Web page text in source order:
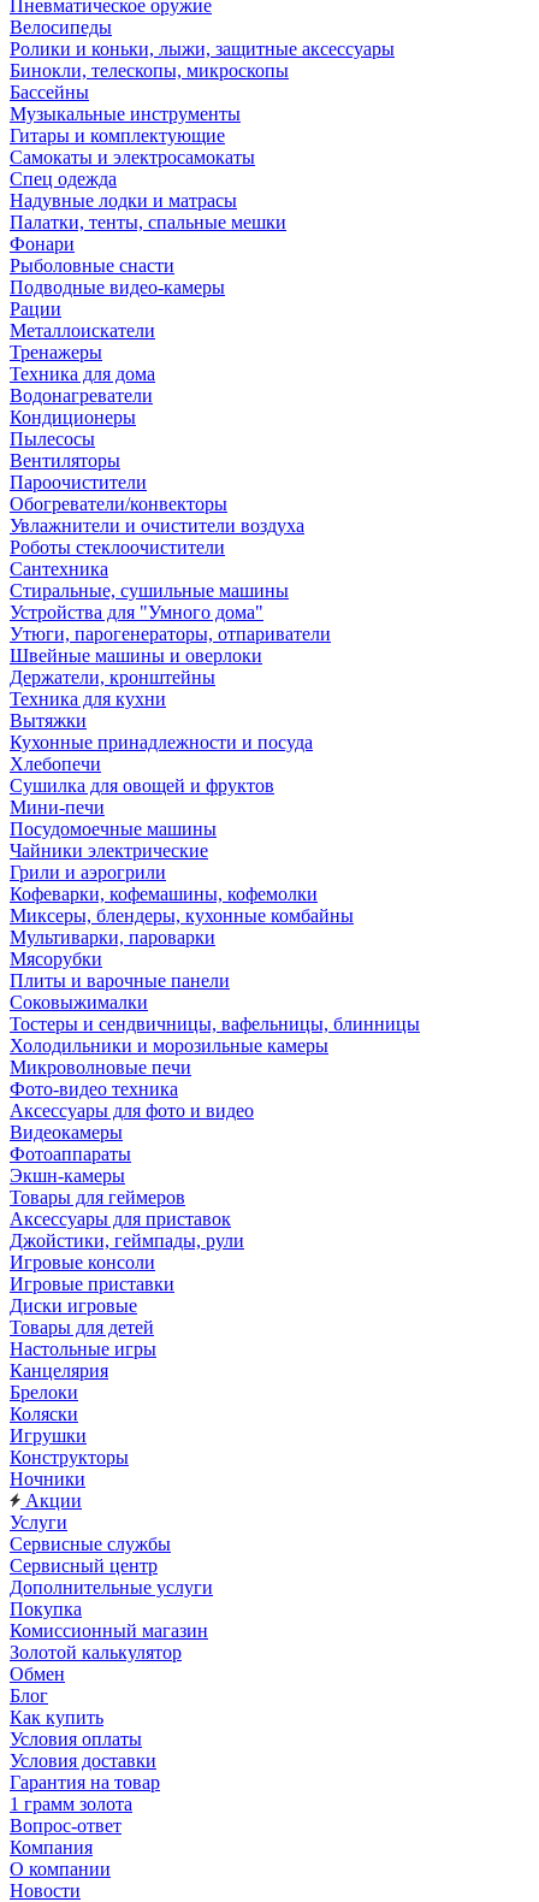
Пневматическое оружие
Велосипеды
Ролики и коньки, лыжи, защитные аксессуары
Бинокли, телескопы, микроскопы
Бассейны
Музыкальные инструменты
Гитары и комплектующие
Самокаты и электросамокаты
Спец одежда
Надувные лодки и матрасы
Палатки, тенты, спальные мешки
Фонари
Рыболовные снасти
Подводные видео-камеры
Рации
Металлоискатели
Тренажеры
Техника для дома
Водонагреватели
Кондиционеры
Пылесосы
Вентиляторы
Пароочистители
Обогреватели/конвекторы
Увлажнители и очистители воздуха
Роботы стеклоочистители
Сантехника
Стиральные, сушильные машины
Устройства для "Умного дома"
Утюги, парогенераторы, отпариватели
Швейные машины и оверлоки
Держатели, кронштейны
Техника для кухни
Вытяжки
Кухонные принадлежности и посуда
Хлебопечи
Сушилка для овощей и фруктов
Мини-печи
Посудомоечные машины
Чайники электрические
Грили и аэрогрили
Кофеварки, кофемашины, кофемолки
Миксеры, блендеры, кухонные комбайны
Мультиварки, пароварки
Мясорубки
Плиты и варочные панели
Соковыжималки
Тостеры и сендвичницы, вафельницы, блинницы
Холодильники и морозильные камеры
Микроволновые печи
Фото-видео техника
Аксессуары для фото и видео
Видеокамеры
Фотоаппараты
Экшн-камеры
Товары для геймеров
Аксессуары для приставок
Джойстики, геймпады, рули
Игровые консоли
Игровые приставки
Диски игровые
Товары для детей
Настольные игры
Канцелярия
Брелоки
Коляски
Игрушки
Конструкторы
Ночники
Акции
Услуги
Сервисные службы
Сервисный центр
Дополнительные услуги
Покупка
Комиссионный магазин
Золотой калькулятор
Обмен
Блог
Как купить
Условия оплаты
Условия доставки
Гарантия на товар
1 грамм золота
Вопрос-ответ
Компания
О компании
Новости